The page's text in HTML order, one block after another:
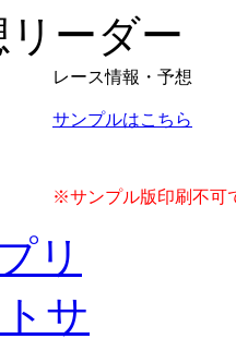
ーダー
レース情報・予想
サンプルはこちら
※サンプル版印刷不可